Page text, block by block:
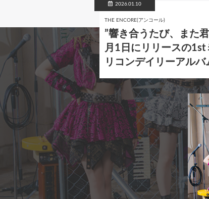
2026.01.10
THE ENCORE(アンコール)
”響き合うたび、また
月1日にリリースの1st
リコンデイリーアル